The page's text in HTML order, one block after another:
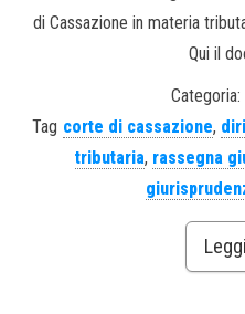
di Cassazione in materia
Qui il
Categoria:
Tag corte di cassazione,
tributaria, rassegna